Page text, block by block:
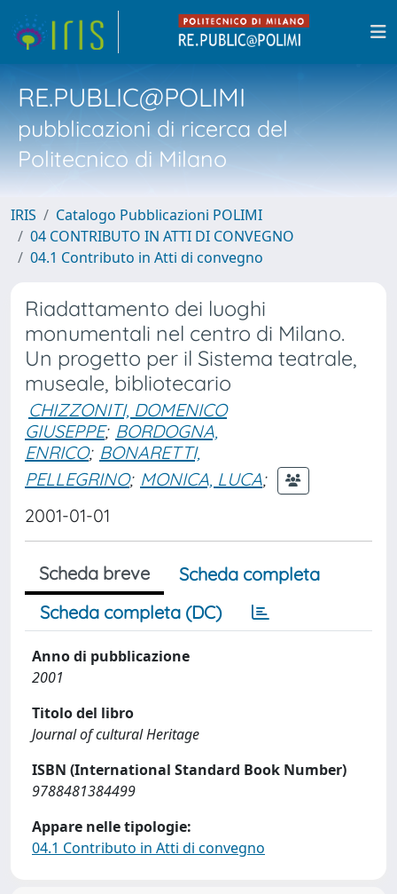
RE.PUBLIC@POLIMI
pubblicazioni di ricerca del
Politecnico di Milano
IRIS
Catalogo Pubblicazioni POLIMI
04 CONTRIBUTO IN ATTI DI CONVEGNO
04.1 Contributo in Atti di convegno
Riadattamento dei luoghi
monumentali nel centro di Milano.
Un progetto per il Sistema teatrale,
museale, bibliotecario
CHIZZONITI, DOMENICO
GIUSEPPE; BORDOGNA,
ENRICO; BONARETTI,
PELLEGRINO; MONICA, LUCA;
2001-01-01
Scheda breve
Scheda completa
Scheda completa (DC)
Anno di pubblicazione
2001
Titolo del libro
Journal of cultural Heritage
ISBN (International Standard Book Number)
9788481384499
Appare nelle tipologie:
04.1 Contributo in Atti di convegno